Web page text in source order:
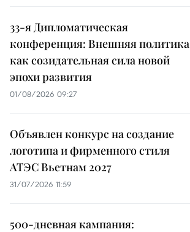
33-я Дипломатическая
конференция: Внешняя политика
как созидательная сила новой
эпохи развития
01/08/2026 09:27
Объявлен конкурс на создание
логотипа и фирменного стиля
АТЭС Вьетнам 2027
31/07/2026 11:59
500-дневная кампания: